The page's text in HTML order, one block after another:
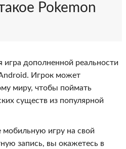
Pokemon
игра дополненной реальности
Игрок может
миру, чтобы поймать
существ из популярной
мобильную игру на свой
запись, вы окажетесь в